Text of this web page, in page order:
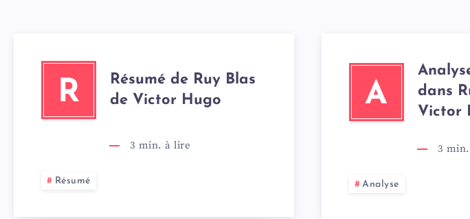
R
Résumé de Ruy Blas
de Victor Hugo
3 min. à lire
Résumé
A
dans
Victor
3
Analyse